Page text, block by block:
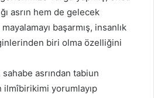
asrın hem de gelecek
başarmış, insanlık
biri olma özelliğini
sahabe asrından tabiun
yorumlayıp